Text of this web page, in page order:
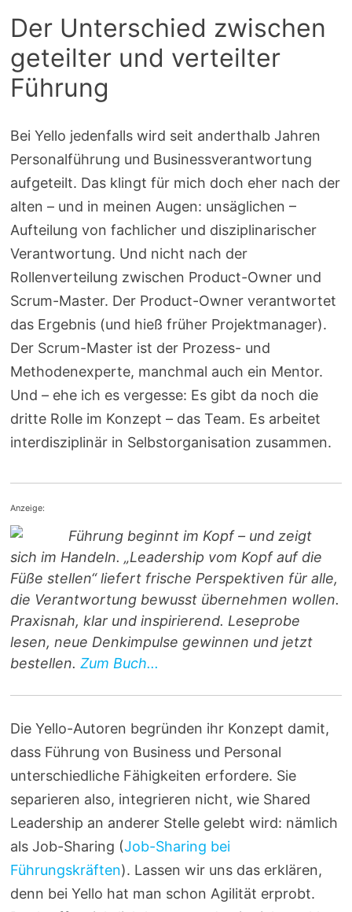
Der Unterschied zwischen
geteilter und verteilter
Führung
Bei Yello jedenfalls wird seit anderthalb Jahren
Personalführung und Businessverantwortung
aufgeteilt. Das klingt für mich doch eher nach der
alten – und in meinen Augen: unsäglichen –
Aufteilung von fachlicher und disziplinarischer
Verantwortung. Und nicht nach der
Rollenverteilung zwischen Product-Owner und
Scrum-Master. Der Product-Owner verantwortet
das Ergebnis (und hieß früher Projektmanager).
Der Scrum-Master ist der Prozess- und
Methodenexperte, manchmal auch ein Mentor.
Und – ehe ich es vergesse: Es gibt da noch die
dritte Rolle im Konzept – das Team. Es arbeitet
interdisziplinär in Selbstorganisation zusammen.
Anzeige:
Führung beginnt im Kopf – und zeigt
sich im Handeln. „Leadership vom Kopf auf die
Füße stellen“ liefert frische Perspektiven für alle,
die Verantwortung bewusst übernehmen wollen.
Praxisnah, klar und inspirierend. Leseprobe
lesen, neue Denkimpulse gewinnen und jetzt
bestellen.Zum Buch...
Die Yello-Autoren begründen ihr Konzept damit,
dass Führung von Business und Personal
unterschiedliche Fähigkeiten erfordere. Sie
separieren also, integrieren nicht, wie Shared
Leadership an anderer Stelle gelebt wird: nämlich
als Job-Sharing (Job-Sharing bei
Führungskräften). Lassen wir uns das erklären,
denn bei Yello hat man schon Agilität erprobt.